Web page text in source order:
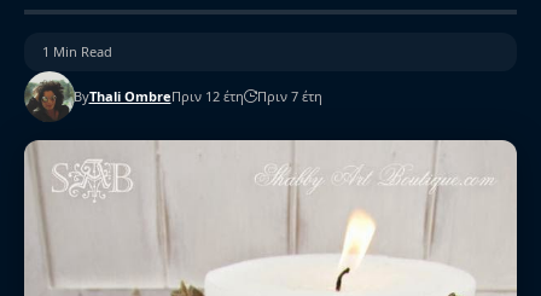
ByThali OmbreΠριν 12 έτη Πριν 7 έτη
1 Min Read